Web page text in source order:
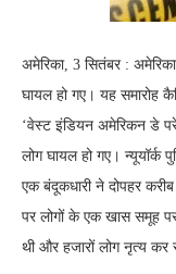
अमेरिका, 3 सितंबर :
घायल हो गए। यह समारोह
‘वेस्ट इंडियन अमेरिकन डे
लोग घायल हो गए।
एक बंदूकधारी ने दोपहर
पर लोगों के एक खास समूह
थी और हजारों लोग नृत्य कर